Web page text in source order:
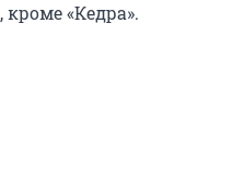
, кроме «Кедра».